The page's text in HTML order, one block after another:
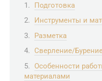
Подготовка
Инструменты и
Разметка
Сверление/
Особенности
материалами